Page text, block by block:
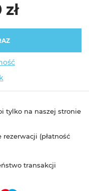
tylko na naszej stronie
(płatność
transakcji